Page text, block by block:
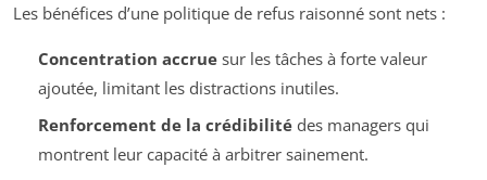
Les bénéfices d’une politique de refus raisonné sont nets :
Concentration accruesur les tâches à forte valeur
ajoutée, limitant les distractions inutiles.
Renforcement de la crédibilitédes managers qui
montrent leur capacité à arbitrer sainement.